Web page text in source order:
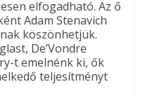
elfogadható. Az ő
Adam Stenavich
köszönhetjük.
De’Vondre
t emelnénk ki, ők
teljesítményt